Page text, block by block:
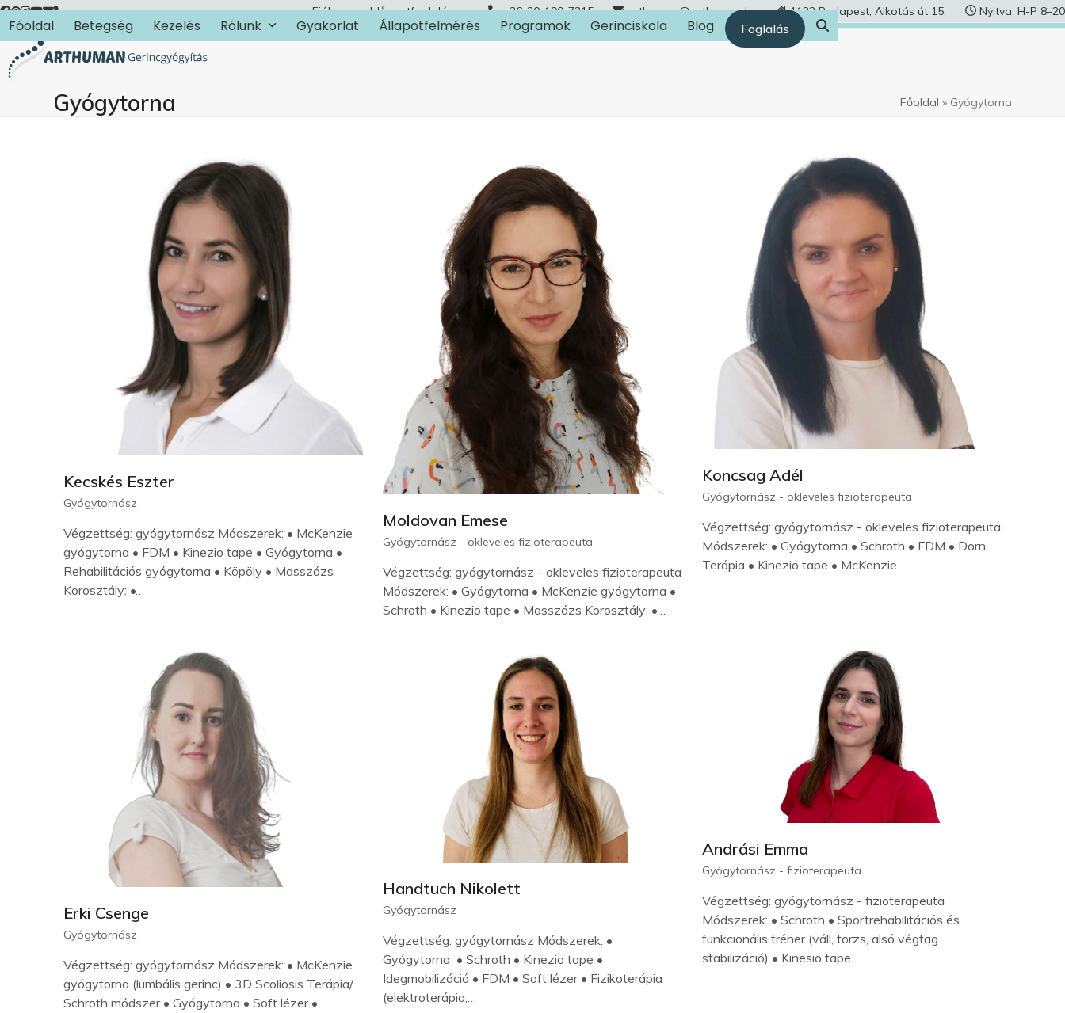
Skip
to
content
Fiókom Időpontfoglalás +36-30-190-7315 arthuman@arthuman.hu 1122 Budapest, Alkotás út 15. Nyitva: H-P 8–20
Főoldal Betegség Kezelés Rólunk Gyakorlat Állapotfelmérés Programok Gerinciskola Blog Foglalás
Gyógytorna Főoldal » Gyógytorna
Kecskés Eszter
Gyógytornász
Végzettség: gyógytornász Módszerek: • McKenzie
gyógytorna • FDM • Kinezio tape • Gyógytorna •
Rehabilitációs gyógytorna • Köpöly • Masszázs
Korosztály: •…
Moldovan Emese
Gyógytornász - okleveles fizioterapeuta
Végzettség: gyógytornász - okleveles fizioterapeuta
Módszerek: • Gyógytorna • McKenzie gyógytorna •
Schroth • Kinezio tape • Masszázs Korosztály: •…
Koncsag Adél
Gyógytornász - okleveles fizioterapeuta
Végzettség: gyógytornász - okleveles fizioterapeuta
Módszerek: • Gyógytorna • Schroth • FDM • Dorn
Terápia • Kinezio tape • McKenzie…
Erki Csenge
Gyógytornász
Végzettség: gyógytornász Módszerek: • McKenzie
gyógytorna (lumbális gerinc) • 3D Scoliosis Terápia/
Schroth módszer • Gyógytorna • Soft lézer •
Handtuch Nikolett
Gyógytornász
Végzettség: gyógytornász Módszerek: •
Gyógytorna • Schroth • Kinezio tape •
Idegmobilizáció • FDM • Soft lézer • Fizikoterápia
(elektroterápia,…
Andrási Emma
Gyógytornász - fizioterapeuta
Végzettség: gyógytornász - fizioterapeuta
Módszerek: • Schroth • Sportrehabilitációs és
funkcionális tréner (váll, törzs, alsó végtag
stabilizáció) • Kinesio tape…